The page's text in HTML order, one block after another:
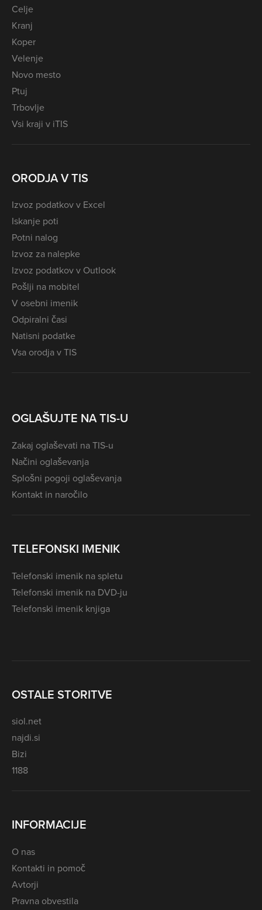
Celje
Kranj
Koper
Velenje
Novo mesto
Ptuj
Trbovlje
Vsi kraji v iTIS
ORODJA V TIS
Izvoz podatkov v Excel
Iskanje poti
Potni nalog
Izvoz za nalepke
Izvoz podatkov v Outlook
Pošlji na mobitel
V osebni imenik
Odpiralni časi
Natisni podatke
Vsa orodja v TIS
OGLAŠUJTE NA TIS-U
Zakaj oglaševati na TIS-u
Načini oglaševanja
Splošni pogoji oglaševanja
Kontakt in naročilo
TELEFONSKI IMENIK
Telefonski imenik na spletu
Telefonski imenik na DVD-ju
Telefonski imenik knjiga
OSTALE STORITVE
siol.net
najdi.si
Bizi
1188
INFORMACIJE
O nas
Kontakti in pomoč
Avtorji
Pravna obvestila